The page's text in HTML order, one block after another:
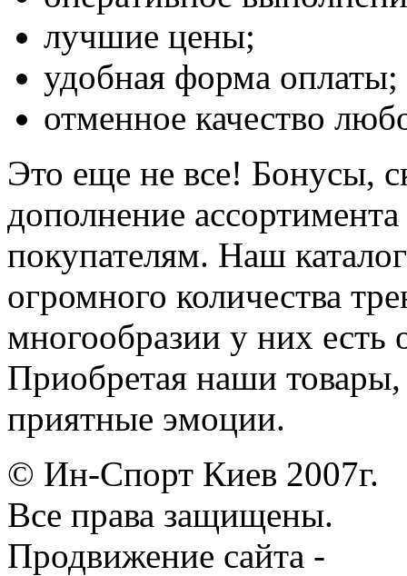
лучшие цены;
удобная форма оплаты;
отменное качество
Это еще не все! Бонусы,
дополнение
покупателям. Наш
огромного количества
многообразии у них есть
Приобретая наши товары,
приятные эмоции.
© Ин-Спорт Киев 2007г.
Все права защищены.
Продвижение сайта -